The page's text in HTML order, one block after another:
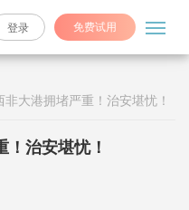
免费试用
登录
大港拥堵严重！治安堪忧！
治安堪忧！